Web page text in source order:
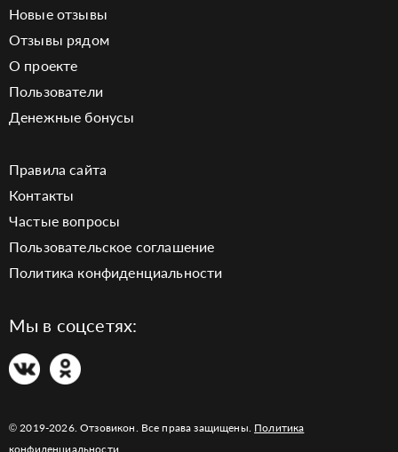
Новые отзывы
Отзывы рядом
О проекте
Пользователи
Денежные бонусы
Правила сайта
Контакты
Частые вопросы
Пользовательское соглашение
Политика конфиденциальности
Мы в соцсетях:
© 2019-2026. Отзовикон. Все права защищены. Политика
конфиденциальности